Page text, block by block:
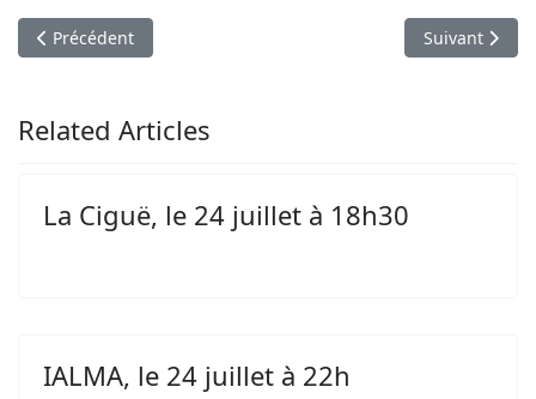
Article précédent : La Ciguë, le 24 juillet à 18h30
Précédent Article
Suivant
Related Articles
La Ciguë, le 24 juillet à 18h30
IALMA, le 24 juillet à 22h